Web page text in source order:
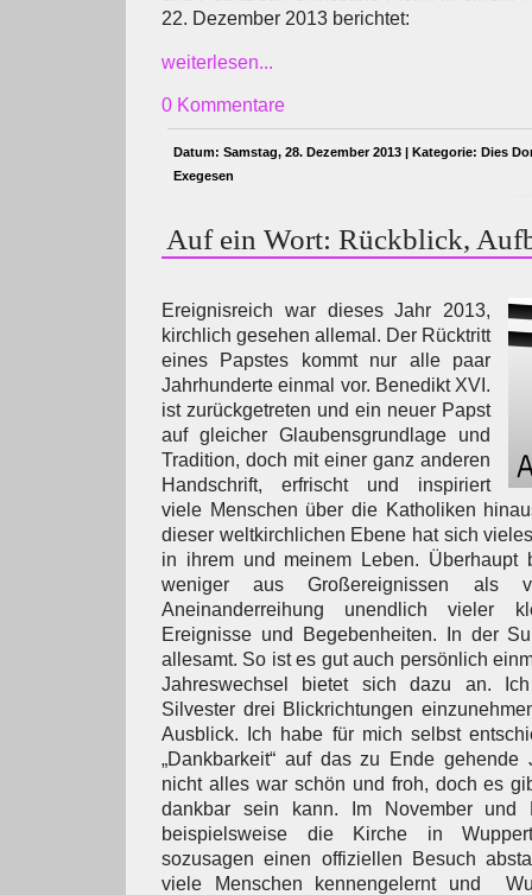
22. Dezember 2013 berichtet:
weiterlesen...
0 Kommentare
Datum: Samstag, 28. Dezember 2013 | Kategorie: Dies
Exegesen
Auf ein Wort: Rückblick,
Ereignisreich war dieses Jahr 2013,
kirchlich gesehen allemal. Der Rücktritt
eines Papstes kommt nur alle paar
Jahrhunderte einmal vor. Benedikt XVI.
ist zurückgetreten und ein neuer Papst
auf gleicher Glaubensgrundlage und
Tradition, doch mit einer ganz anderen
Handschrift, erfrischt und inspiriert
viele Menschen über die Katholiken
dieser weltkirchlichen Ebene hat sich
in ihrem und meinem Leben. Überhaupt
weniger aus Großereignissen als
Aneinanderreihung unendlich vieler
Ereignisse und Begebenheiten. In der
allesamt. So ist es gut auch persönlich
Jahreswechsel bietet sich dazu an.
Silvester drei Blickrichtungen
Ausblick. Ich habe für mich selbst
„Dankbarkeit“ auf das zu Ende
nicht alles war schön und froh, doch es
dankbar sein kann. Im November und
beispielsweise die Kirche in
sozusagen einen offiziellen Besuch
viele Menschen kennengelernt und